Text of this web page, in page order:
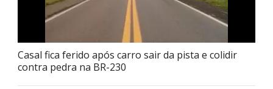
Casal fica ferido após carro sair da pista e colidir
contra pedra na BR-230